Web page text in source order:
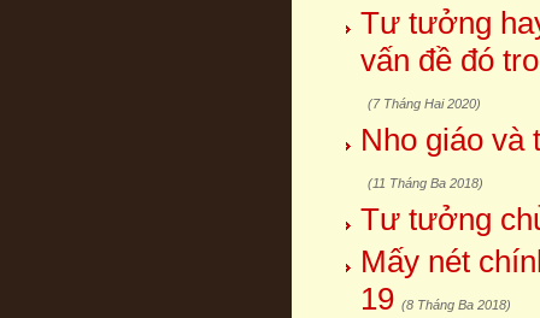
Tư tưởng
vấn đề đó
(7 Tháng Hai 2020)
Nho giáo và
(11 Tháng Ba 2018)
Tư tưởng
Mấy nét
19 (8 Tháng Ba 2018)